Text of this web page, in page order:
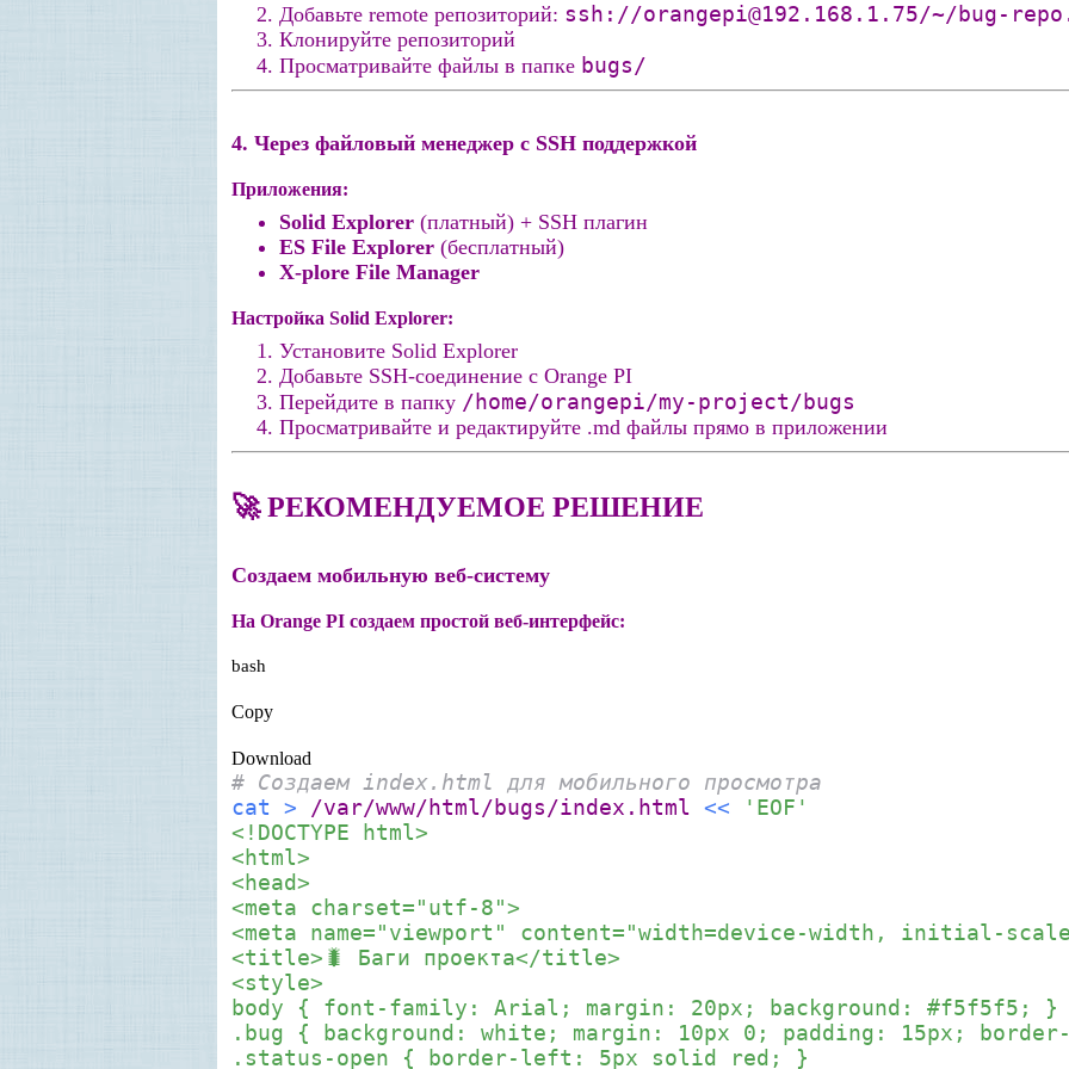
Добавьте remote репозиторий: ssh://orangepi@192.168.1.75/~/bug-
Клонируйте репозиторий
Просматривайте файлы в папке bugs/
4. Через файловый менеджер с SSH поддержкой
Приложения:
Solid Explorer (платный) + SSH плагин
ES File Explorer (бесплатный)
X-plore File Manager
Настройка Solid Explorer:
Установите Solid Explorer
Добавьте SSH-соединение с Orange PI
Перейдите в папку /home/orangepi/my-project/bugs
Просматривайте и редактируйте .md файлы прямо в приложении
🚀 РЕКОМЕНДУЕМОЕ РЕШЕНИЕ
Создаем мобильную веб-систему
На Orange PI создаем простой веб-интерфейс:
bash
Copy
Download
# Создаем index.html для мобильного просмотра
cat
> /var/www/html/bugs/index.html <<
'EOF'
<!DOCTYPE html>
<html>
<head>
<meta charset="utf-8">
<meta name="viewport" content="width=device-width, initial-
<title>🐛 Баги проекта</title>
<style>
body { font-family: Arial; margin: 20px; background: #f5f5f5; }
.bug { background: white; margin: 10px 0; padding: 15px;
.status-open { border-left: 5px solid red; }